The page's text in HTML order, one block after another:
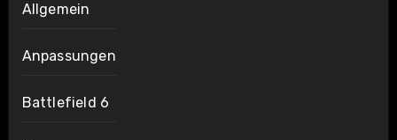
Allgemein
Anpassungen
Battlefield 6